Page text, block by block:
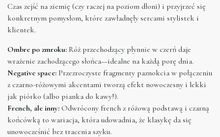
Czas zejść na ziemię (czy raczej na poziom dłoni) i przyjrzeć się
konkretnym pomysłom, które zawładnęły sercami stylistek i
klientek.
Ombre po zmroku: Róż przechodzący płynnie w czerń daje
wrażenie zachodzącego słońca—idealne na każdą porę dnia.
Negative space: Przezroczyste fragmenty paznokcia w połączeniu
z czarno-różowymi akcentami tworzą efekt nowoczesny i lekki
jak piórko (albo pianka do kawy!).
French, ale inny: Odwrócony french z różową podstawą i czarną
końcówką to wariacja, która udowadnia, że klasykę da się
unowocześnić bez tracenia szyku.